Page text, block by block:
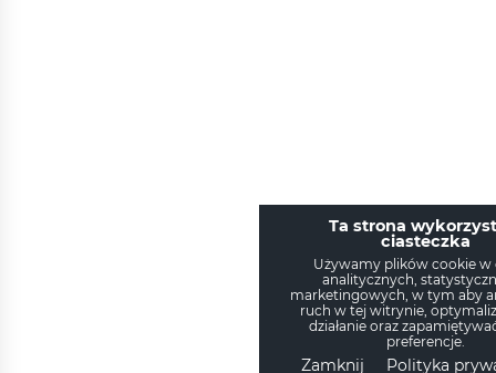
Ta strona
ciasteczka
Używamy plików cookie w
analitycznych,
marketingowych, w tym aby
ruch w tej witrynie,
działanie oraz
preferencje.
Zamknij Polityka